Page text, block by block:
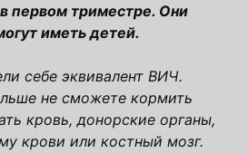
первом триместре. Они
иметь детей.
себе эквивалент ВИЧ.
не сможете кормить
кровь, донорские органы,
крови или костный мозг.